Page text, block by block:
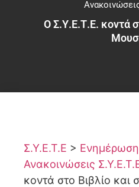
Ο Σ.Υ.Ε.Τ.Ε. κοντά
Σ.Υ.Ε.Τ.Ε > Ενημέρωση
Ανακοινώσεις
κοντά στο Βιβλίο και